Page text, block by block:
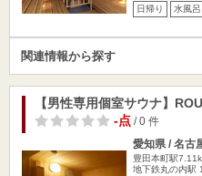
日帰り 水風呂
関連情報から探す
【男性専用個室サウナ】
-点/ 0 件
愛知県 / 名古
豊田本町駅
地下鉄丸の内駅